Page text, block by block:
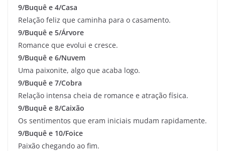
9/Buquê e 4/Casa
Relação feliz que caminha para o casamento.
9/Buquê e 5/Árvore
Romance que evolui e cresce.
9/Buquê e 6/Nuvem
Uma paixonite, algo que acaba logo.
9/Buquê e 7/Cobra
Relação intensa cheia de romance e atração física.
9/Buquê e 8/Caixão
Os sentimentos que eram iniciais mudam rapidamente.
9/Buquê e 10/Foice
Paixão chegando ao fim.